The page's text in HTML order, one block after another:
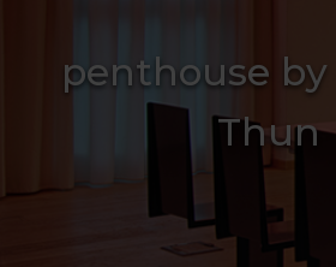
penthouse
Thun